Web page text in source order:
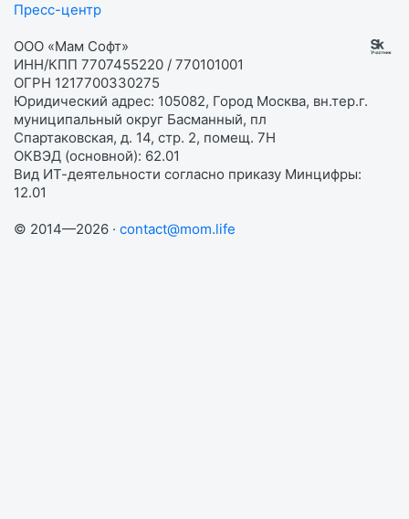
Пресс-центр
ООО «Мам Софт»
ИНН/КПП 7707455220 / 770101001
ОГРН 1217700330275
Юридический адрес: 105082, Город Москва, вн.тер.г.
муниципальный округ Басманный, пл
Спартаковская, д. 14, стр. 2, помещ. 7Н
ОКВЭД (основной): 62.01
Вид ИТ-деятельности согласно приказу Минцифры:
12.01
© 2014—2026 · contact@mom.life